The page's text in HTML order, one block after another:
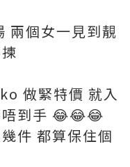
兩個女一見到靚
做緊特價 就入
到手 😂😂😂
件 都算保住個